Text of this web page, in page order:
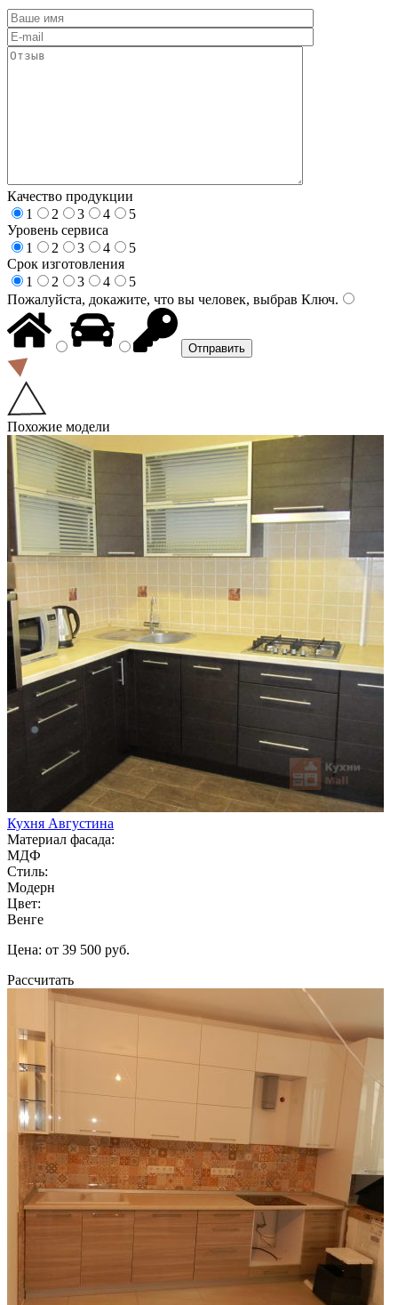
Качество продукции
1
2 3 4
5
Уровень сервиса
1
2 3 4
5
Срок изготовления
1
2 3 4
5
Пожалуйста, докажите, что вы человек, выбрав Ключ.
Похожие модели
Кухня Августина
Материал фасада:
МДФ
Стиль:
Модерн
Цвет:
Венге
Цена: от 39 500 руб.
Рассчитать